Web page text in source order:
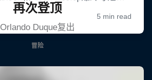
再次登顶
Orlando Duque复出
冒险